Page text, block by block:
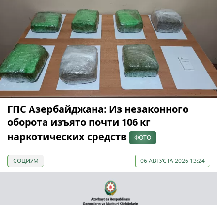
ГПС Азербайджана: Из незаконного
оборота изъято почти 106 кг
наркотических средств
ФОТО
СОЦИУМ 06 АВГУСТА 2026 13:24